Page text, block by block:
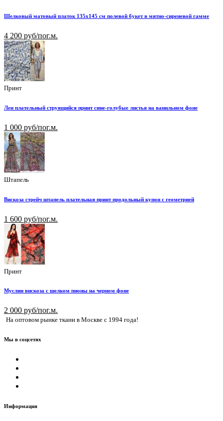
Шелковый матовый платок 135х145 см полевой букет в мятно-сиреневой гамме
4 200 руб/пог.м.
Принт
Лен плательный струящийся принт сине-голубые листья на ванильном фоне
1 000 руб/пог.м.
Штапель
Вискоза стрейч штапель плательная принт продольный купон с геометрией
1 600 руб/пог.м.
Принт
Муслин вискоза с шелком пионы на черном фоне
2 000 руб/пог.м.
На оптовом рынке ткани в Москве с 1994 года!
Мы в соцсетях
Информация